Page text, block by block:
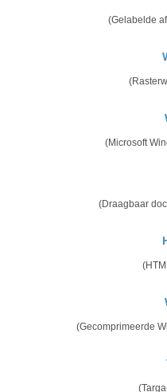
(Gelabelde
(Microsoft
(Draagbaar
(Gecomprimeerde